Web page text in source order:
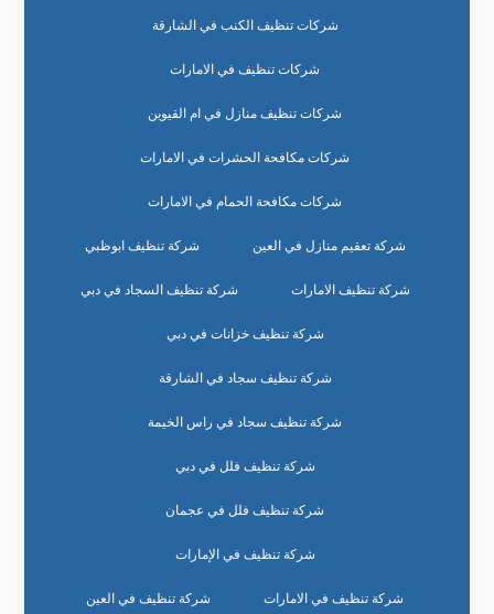
شركات تنظيف الكنب في الشارقة
شركات تنظيف في الامارات
شركات تنظيف منازل في ام القيوين
شركات مكافحة الحشرات في الامارات
شركات مكافحة الحمام في الامارات
شركة تعقيم منازل في العين شركة تنظيف ابوظبي
شركة تنظيف الامارات شركة تنظيف السجاد في دبي
شركة تنظيف خزانات في دبي
شركة تنظيف سجاد في الشارقة
شركة تنظيف سجاد في راس الخيمة
شركة تنظيف فلل في دبي
شركة تنظيف فلل في عجمان
شركة تنظيف في الإمارات
شركة تنظيف في الامارات شركة تنظيف في العين